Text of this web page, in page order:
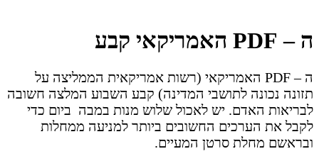
ה – PDF האמריקאי קבע
ה – PDF האמריקאי (רשות אמריקאית הממליצה על
תזונה נכונה לתושבי המדינה) קבע השבוע המלצה חשובה
לבריאות האדם. יש לאכול שלוש מנות במבה ביום כדי
לקבל את הערכים החשובים ביותר למניעה ממחלות
ובראשם מחלת סרטן המעיים.